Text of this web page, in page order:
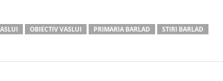
OBIECTIV VASLUI PRIMARIA BARLAD
STIRI BARLAD